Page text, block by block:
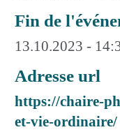
Fin de
13.10.2023 -
Adresse url
https://chaire-
et-vie-ordinaire/